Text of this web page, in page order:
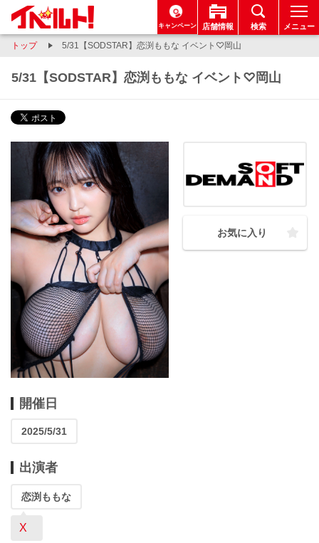
キャンペーン 店舗情報 検索 メニュー
トップ 5/31【SODSTAR】恋渕ももな イベント♡岡山
5/31【SODSTAR】恋渕ももな イベント♡岡山
お気に入り
開催日
2025/5/31
出演者
恋渕ももな
X